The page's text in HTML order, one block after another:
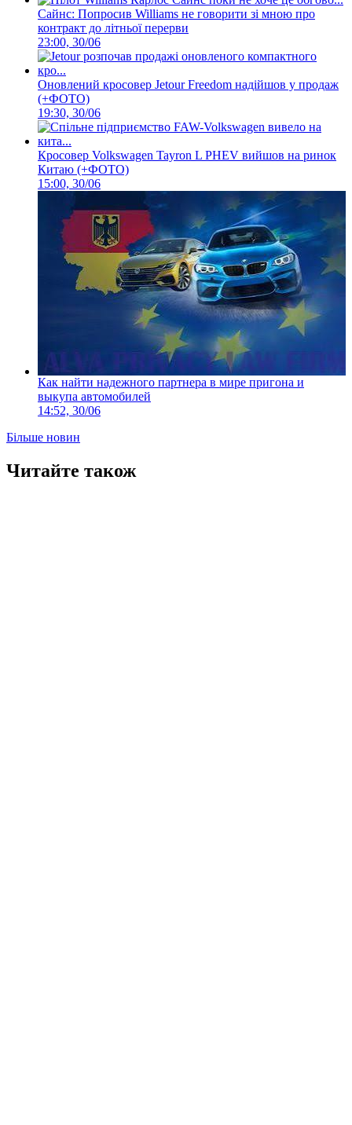
Сайнс: Попросив Williams не говорити зі мною про
контракт до літньої перерви
23:00, 30/06
Оновлений кросовер Jetour Freedom надійшов у продаж
(+ФОТО)
19:30, 30/06
Кросовер Volkswagen Tayron L PHEV вийшов на ринок
Китаю (+ФОТО)
15:00, 30/06
Как найти надежного партнера в мире пригона и
выкупа автомобилей
14:52, 30/06
Більше новин
Читайте також